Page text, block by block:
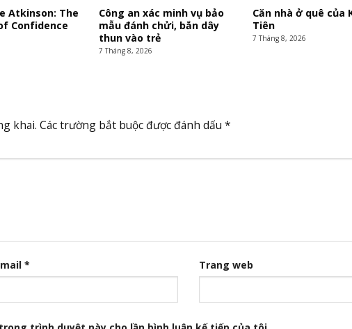
Atkinson: The
Confidence
Công an xác minh vụ bảo
mẫu đánh chửi, bắn dây
thun vào trẻ
7 Tháng 8, 2026
Căn nhà ở quê của
Tiên
7 Tháng 8, 2026
khai. Các trường bắt buộc được đánh dấu *
* Trang web